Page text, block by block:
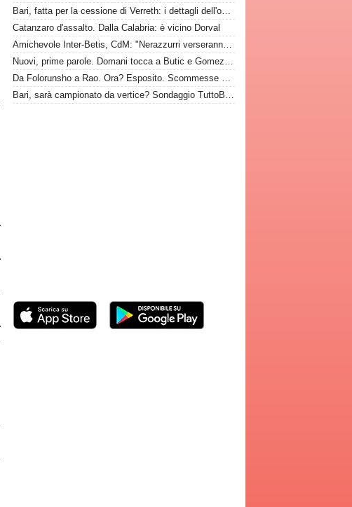
Bari, fatta per la cessione di Verreth: i dettagli dell'operazione
Catanzaro d'assalto. Dalla Calabria: è vicino Dorval
Amichevole Inter-Betis, CdM: "Nerazzurri verseranno gettone al Bari. E verrà girato al Comune"
Nuovi, prime parole. Domani tocca a Butic e Gomez in conferenza
Da Folorunsho a Rao. Ora? Esposito. Scommesse vinte e altre perse sull'asse Napoli-Bari
Bari, sarà campionato da vertice? Sondaggio TuttoBari: i risultati provvisori